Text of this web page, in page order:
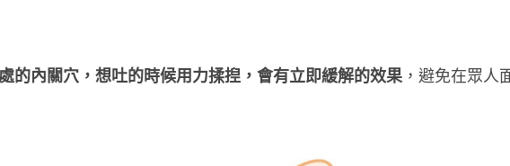
的內關穴，想吐的時候用力揉揑，會有立即緩解的效果，避免在眾人